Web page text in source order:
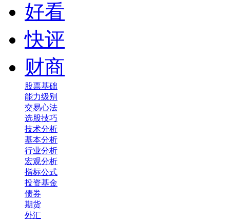
好看
快评
财商
股票基础
能力级别
交易心法
选股技巧
技术分析
基本分析
行业分析
宏观分析
指标公式
投资基金
债券
期货
外汇